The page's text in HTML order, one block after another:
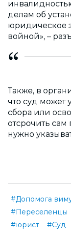
делам об
юридическое
войной», –
Также, в
что суд может
сбора или
отсрочить сам
нужно
#Допомога
#Переселенцы
#юрист
#Суд